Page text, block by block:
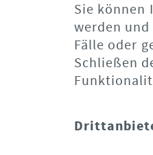
Sie können
werden
Fälle oder
Schließen